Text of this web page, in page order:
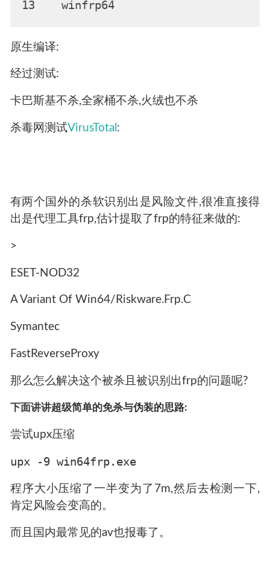
13    winfrp64
原生编译:
经过测试:
卡巴斯基不杀,全家桶不杀,火绒也不杀
杀毒网测试VirusTotal :
有两个国外的杀软识别出是风险文件,很准直接得
出是代理工具frp,估计提取了frp的特征来做的:
>
ESET-NOD32
A Variant Of Win64/Riskware.Frp.C
Symantec
FastReverseProxy
那么怎么解决这个被杀且被识别出frp的问题呢?
尝试upx压缩